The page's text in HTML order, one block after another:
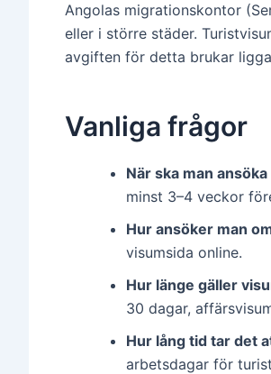
Angolas migrationskontor
eller i större städer.
avgiften för detta brukar
Vanliga frågor
När ska man
minst 3–4 veckor
Hur ansöker man
visumsida online.
Hur länge gäller
30 dagar,
Hur lång tid tar det
arbetsdagar för